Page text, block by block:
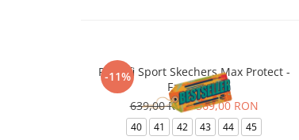
-11%
Pantofi Sport Skechers Max Protect -
Fast Track
639,00 RON569,00 RON
40 41 42 43 44 45